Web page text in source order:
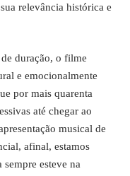
relevância histórica e
duração, o filme
e emocionalmente
por mais quarenta
até chegar ao
musical de
afinal, estamos
esteve na